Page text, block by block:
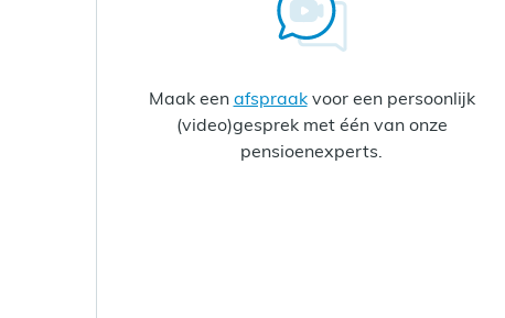
Maak een afspraakvoor een persoonlijk
(video)gesprek met één van onze
pensioenexperts.